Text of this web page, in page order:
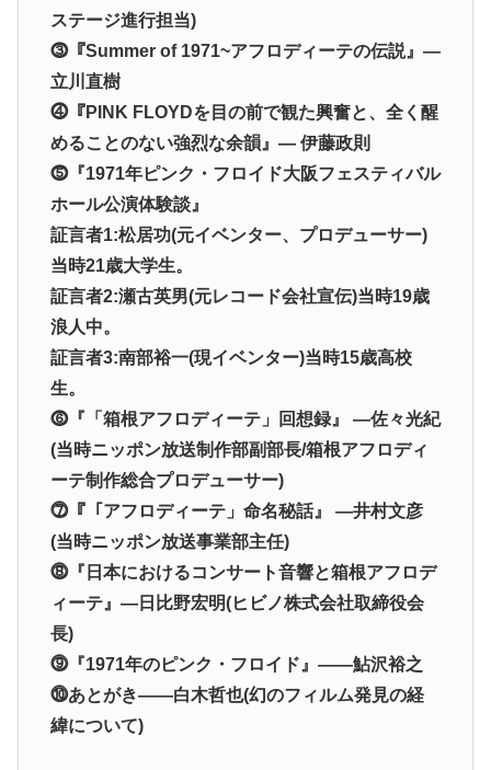
ステージ進行担当)
⓷『Summer of 1971~アフロディーテの伝説』―
立川直樹
⓸『PINK FLOYDを目の前で観た興奮と、全く醒
めることのない強烈な余韻』― 伊藤政則
⓹『1971年ピンク・フロイド大阪フェスティバル
ホール公演体験談』
証言者1:松居功(元イベンター、プロデューサー)
当時21歳大学生。
証言者2:瀬古英男(元レコード会社宣伝)当時19歳
浪人中。
証言者3:南部裕一(現イベンター)当時15歳高校
生。
⓺『「箱根アフロディーテ」回想録』 ―佐々光紀
(当時ニッポン放送制作部副部長/箱根アフロディ
ーテ制作総合プロデューサー)
⓻『「アフロディーテ」命名秘話』 ―井村文彦
(当時ニッポン放送事業部主任)
⓼『日本におけるコンサート音響と箱根アフロデ
ィーテ』―日比野宏明(ヒビノ株式会社取締役会
長)
⓽『1971年のピンク・フロイド』――鮎沢裕之
⓾あとがき――白木哲也(幻のフィルム発見の経
緯について)